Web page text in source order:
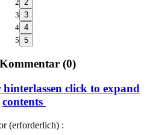
2
3
4
5
(0)
click to expand
contents
(erforderlich) :